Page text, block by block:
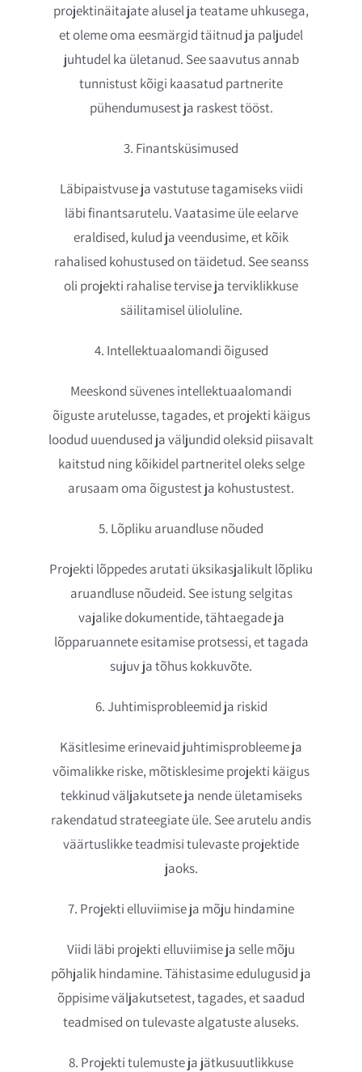
projektinäitajate alusel ja teatame uhkusega,
et oleme oma eesmärgid täitnud ja paljudel
juhtudel ka ületanud. See saavutus annab
tunnistust kõigi kaasatud partnerite
pühendumusest ja raskest tööst.
3. Finantsküsimused
Läbipaistvuse ja vastutuse tagamiseks viidi
läbi finantsarutelu. Vaatasime üle eelarve
eraldised, kulud ja veendusime, et kõik
rahalised kohustused on täidetud. See seanss
oli projekti rahalise tervise ja terviklikkuse
säilitamisel ülioluline.
4. Intellektuaalomandi õigused
Meeskond süvenes intellektuaalomandi
õiguste arutelusse, tagades, et projekti käigus
loodud uuendused ja väljundid oleksid piisavalt
kaitstud ning kõikidel partneritel oleks selge
arusaam oma õigustest ja kohustustest.
5. Lõpliku aruandluse nõuded
Projekti lõppedes arutati üksikasjalikult lõpliku
aruandluse nõudeid. See istung selgitas
vajalike dokumentide, tähtaegade ja
lõpparuannete esitamise protsessi, et tagada
sujuv ja tõhus kokkuvõte.
6. Juhtimisprobleemid ja riskid
Käsitlesime erinevaid juhtimisprobleeme ja
võimalikke riske, mõtisklesime projekti käigus
tekkinud väljakutsete ja nende ületamiseks
rakendatud strateegiate üle. See arutelu andis
väärtuslikke teadmisi tulevaste projektide
jaoks.
7. Projekti elluviimise ja mõju hindamine
Viidi läbi projekti elluviimise ja selle mõju
põhjalik hindamine. Tähistasime edulugusid ja
õppisime väljakutsetest, tagades, et saadud
teadmised on tulevaste algatuste aluseks.
8. Projekti tulemuste ja jätkusuutlikkuse